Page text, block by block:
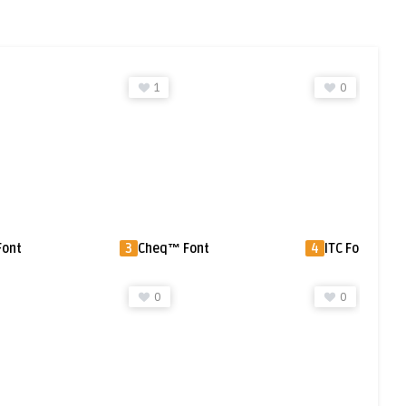
1
3 Cheq™ Font
0
4 ITC
0 0